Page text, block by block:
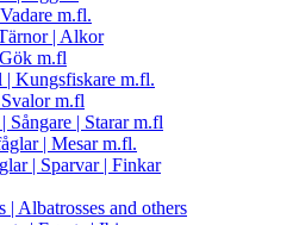
m.fl.
| Alkor
m.fl
| Kungsfiskare m.fl.
m.fl
Sångare | Starar m.fl
| Mesar m.fl.
| Sparvar | Finkar
| Albatrosses and others